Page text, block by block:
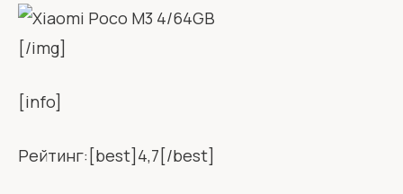
[/img]
[info]
Рейтинг:[best]4,7[/best]